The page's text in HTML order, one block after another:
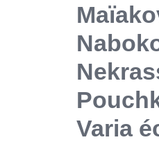
Varia